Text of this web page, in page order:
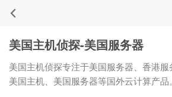
美国主机侦探-美国服务器
美国主机侦探专注于美国服务器、香港
美国主机、美国服务器等国外云计算产